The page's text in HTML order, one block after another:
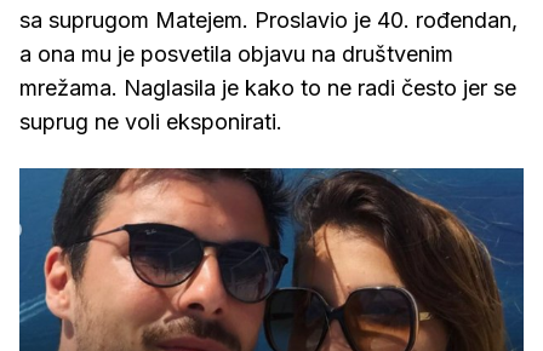
sa suprugom Matejem. Proslavio je 40. rođendan,
a ona mu je posvetila objavu na društvenim
mrežama. Naglasila je kako to ne radi često jer se
suprug ne voli eksponirati.